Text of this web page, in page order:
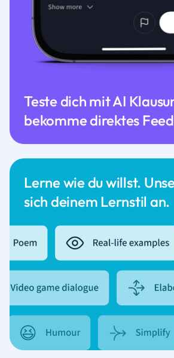
Lerne wie du willst.
sich deinem Lernstil an.
Teste dich mit AI
bekomme direktes